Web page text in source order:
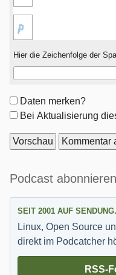
Hier die Zeichenfolge der
Formular-
Optionen
Daten merken?
Bei Aktualisierung
Seitenleiste
Podcast abonnieren
SEIT 2001 AUF SENDUNG.
Linux, Open Source
direkt im Podcatcher
RSS-